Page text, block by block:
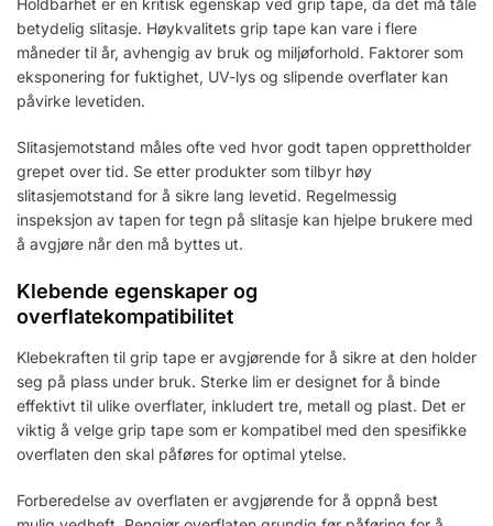
Holdbarhet er en kritisk egenskap ved grip tape, da det må tåle
betydelig slitasje. Høykvalitets grip tape kan vare i flere
måneder til år, avhengig av bruk og miljøforhold. Faktorer som
eksponering for fuktighet, UV-lys og slipende overflater kan
påvirke levetiden.
Slitasjemotstand måles ofte ved hvor godt tapen opprettholder
grepet over tid. Se etter produkter som tilbyr høy
slitasjemotstand for å sikre lang levetid. Regelmessig
inspeksjon av tapen for tegn på slitasje kan hjelpe brukere med
å avgjøre når den må byttes ut.
Klebende egenskaper og
overflatekompatibilitet
Klebekraften til grip tape er avgjørende for å sikre at den holder
seg på plass under bruk. Sterke lim er designet for å binde
effektivt til ulike overflater, inkludert tre, metall og plast. Det er
viktig å velge grip tape som er kompatibel med den spesifikke
overflaten den skal påføres for optimal ytelse.
Forberedelse av overflaten er avgjørende for å oppnå best